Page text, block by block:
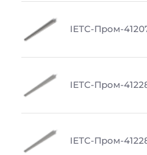
IETC-Пром-
IETC-Пром-
IETC-Пром-